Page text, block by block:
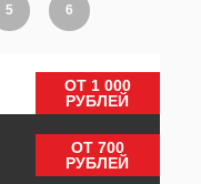
5 6
ОТ 1 000
РУБЛЕЙ
ОТ 700
РУБЛЕЙ